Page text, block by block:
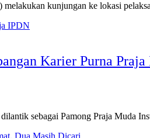
kunjungan ke lokasi
Karier Purna
sebagai Pamong Praja Muda